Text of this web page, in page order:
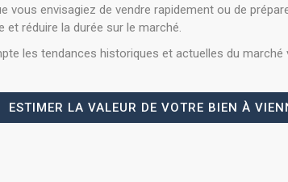
vous envisagiez de vendre rapidement ou de
réduire la durée sur le marché.
les tendances historiques et actuelles du
ESTIMER LA VALEUR DE VOTRE BIEN À